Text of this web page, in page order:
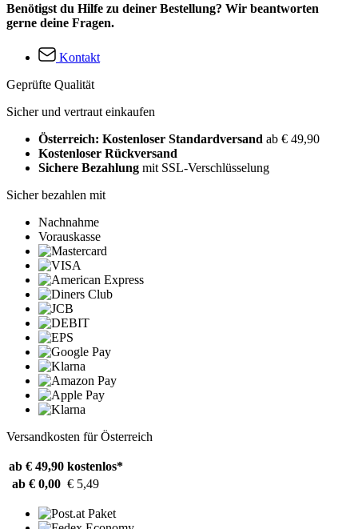
Benötigst du Hilfe zu deiner Bestellung? Wir beantworten
gerne deine Fragen.
Kontakt
Geprüfte Qualität
Sicher und vertraut einkaufen
Österreich: Kostenloser Standardversand ab € 49,90
Kostenloser Rückversand
Sichere Bezahlung mit SSL-Verschlüsselung
Sicher bezahlen mit
Nachnahme
Vorauskasse
Versandkosten für Österreich
ab € 49,90 kostenlos*
ab € 0,00 € 5,49